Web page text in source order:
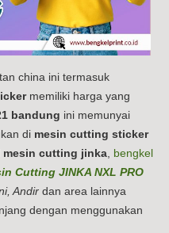
china ini termasuk
memiliki harga yang
bandung ini memunyai
di mesin cutting sticker
mesin cutting jinka, bengkel
Cutting JINKA NXL PRO
Andir dan area lainnya
dengan menggunakan